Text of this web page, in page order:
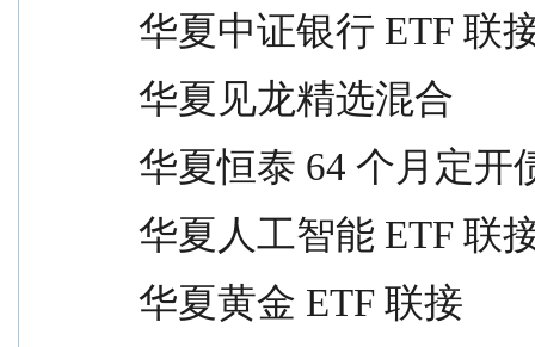
华夏中证银行 ETF 联
华夏见龙精选混合
华夏恒泰 64 个月定开
华夏人工智能 ETF 联
华夏黄金 ETF 联接